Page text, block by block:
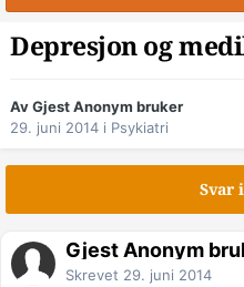
Depresjon og
Av Gjest Anonym bruker
29. juni 2014 i Psykiatri
Svar
Gjest Anonym
Skrevet 29. juni 2014